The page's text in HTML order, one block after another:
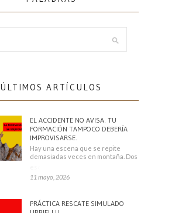
ÚLTIMOS ARTÍCULOS
EL ACCIDENTE NO AVISA. TU
FORMACIÓN TAMPOCO DEBERÍA
IMPROVISARSE.
Hay una escena que se repite
demasiadas veces en montaña. Dos
11 mayo, 2026
PRÁCTICA RESCATE SIMULADO